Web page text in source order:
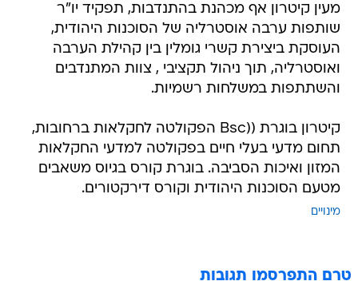
מעין קיטרון אף מכהנת בהתנדבות, תפקיד יו"ר
שותפות ערבה אוסטרליה של הסוכנות היהודית,
העוסקת ביצירת קשרי גומלין בין קהילת הערבה
ואוסטרליה, תוך ניהול תקציבי , צוות המתנדבים
והשתתפות במשלחות רשמיות.
קיטרון בוגרת ((Bsc הפקולטה לחקלאות ברחובות,
תחום מדעי בעלי חיים בפקולטה למדעי החקלאות
המזון ואיכות הסביבה. בוגרת קורס בגיוס משאבים
מטעם הסוכנות היהודית וקורס דירקטורים.
מינויים
טרם התפרסמו תגובות